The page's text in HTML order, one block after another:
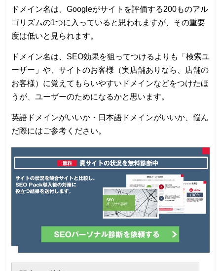
ドメイン名は、Googleがサイトを評価する200ものアル
ゴリズムの1つに入っていると思われますが、その重要
度は低いと見られます。
ドメイン名は、SEO効果を狙ってつけるよりも「検索ユ
ーザー」や、サイトのお客様（実店舗ありなら、店舗の
お客様）に覚えてもらいやすいドメインなどをつけたほ
うが、ユーザーのためになるかと思います。
英語ドメインがいいか・日本語ドメインがいいか、悩ん
だ際にはご参考ください。